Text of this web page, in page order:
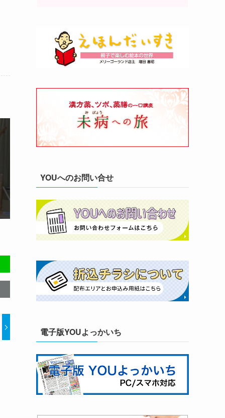
YOUへのお問い合せ
電子版YOUよっかいち